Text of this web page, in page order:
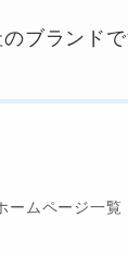
ブランドで
ームページ一覧